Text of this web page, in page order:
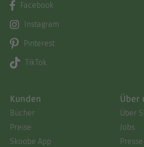
Facebook
Instagram
Pinterest
TikTok
Kunden
Bücher
Preise
Skoobe App
Über
Über
Jobs
Presse